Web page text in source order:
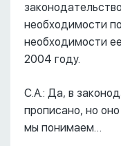
необходимости
необходимости
2004 году.
С.А.: Да, в
прописано, но
мы понимаем…